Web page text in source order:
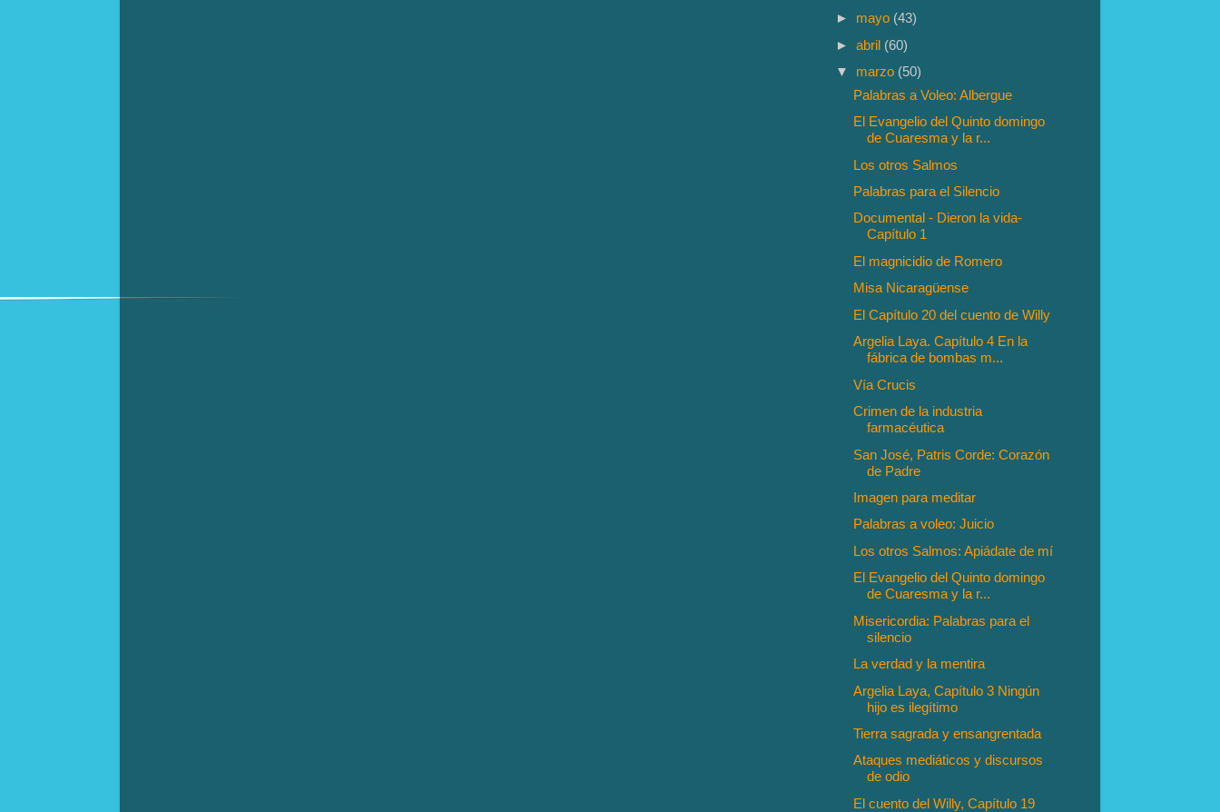
► mayo (43)
►abril (60)
▼ marzo (50)
Palabras a Voleo: Albergue
El Evangelio del Quinto domingo
de Cuaresma y la r...
Los otros Salmos
Palabras para el Silencio
Documental - Dieron la vida-
Capítulo 1
El magnicidio de Romero
Misa Nicaragüense
El Capítulo 20 del cuento de Willy
Argelia Laya. Capítulo 4 En la
fábrica de bombas m...
Vía Crucis
Crimen de la industria
farmacéutica
San José, Patris Corde: Corazón
de Padre
Imagen para meditar
Palabras a voleo: Juicio
Los otros Salmos: Apiádate de mí
El Evangelio del Quinto domingo
de Cuaresma y la r...
Misericordia: Palabras para el
silencio
La verdad y la mentira
Argelia Laya, Capítulo 3 Ningún
hijo es ilegítimo
Tierra sagrada y ensangrentada
Ataques mediáticos y discursos
de odio
El cuento del Willy, Capítulo 19